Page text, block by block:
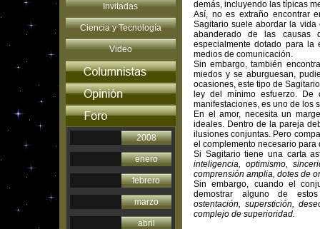
Invitadas
Ciencia y Tecnología
Video
2008
enero
febrero
marzo
abril
demás, incluyendo las típicas
Así, no es extraño encontrar
Sagitario suele abordar la
abanderado de las causas
especialmente dotado para
medios de comunicación.
Sin embargo, también
miedos y se aburguesan,
ocasiones, este tipo de
ley del mínimo esfuerzo.
manifestaciones, es uno de los
En el amor, necesita un
ideales. Dentro de la pareja
ilusiones conjuntas. Pero
el complemento necesario
Si Sagitario tiene una carta
inteligencia, optimismo,
comprensión amplia, dotes de
Sin embargo, cuando el
demostrar alguno de
ostentación, superstición,
complejo de superioridad.